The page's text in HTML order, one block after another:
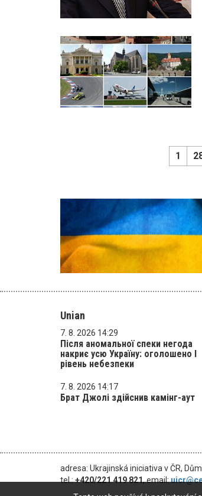
1
Unian
7. 8. 2026 14:29
Після аномальної спеки негода
накриє усю Україну: оголошено І
рівень небезпеки
7. 8. 2026 14:17
Брат Джолі здійснив камінг-аут
adresa: Ukrajinská iniciativa v ČR,
tel.:+420/221 419 821, email: